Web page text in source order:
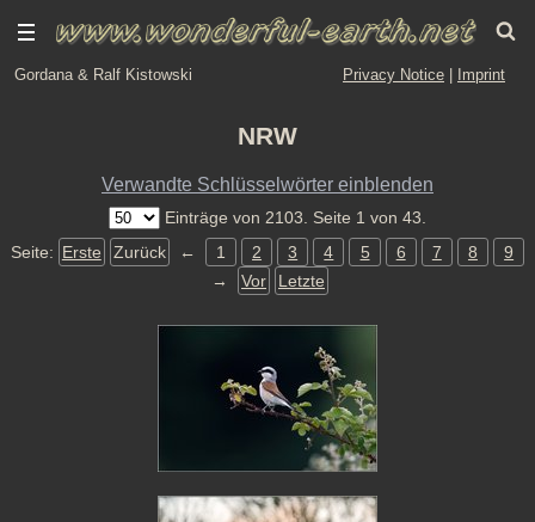
Gordana & Ralf Kistowski Privacy Notice Imprint
NRW
Verwandte Schlüsselwörter einblenden
Einträge von 2103. Seite 1 von 43.
Seite: Erste Zurück ← 1 2 3 4 5 6 7 8
9
→
Vor Letzte